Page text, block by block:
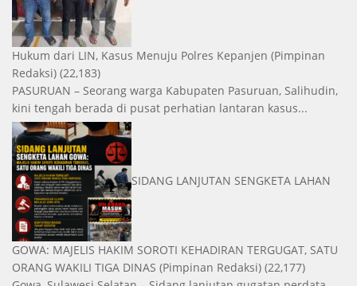
Hukum dari LIN, Kasus Menuju Polres Kepanjen (Pimpinan
Redaksi) (22,183)
PASURUAN – Seorang warga Kabupaten Pasuruan, Salihudin,
kini tengah berada di pusat perhatian lantaran kasus...
SIDANG LANJUTAN SENGKETA LAHAN
GOWA: MAJELIS HAKIM SOROTI KEHADIRAN TERGUGAT, SATU
ORANG WAKILI TIGA DINAS (Pimpinan Redaksi) (22,177)